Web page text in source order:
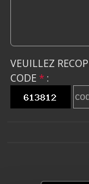
VEUILLEZ
CODE * :